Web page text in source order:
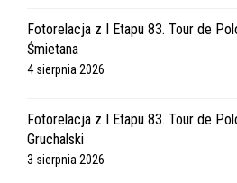
Fotorelacja z I Etapu 83. Tour de
Śmietana
4 sierpnia 2026
Fotorelacja z I Etapu 83. Tour de
Gruchalski
3 sierpnia 2026